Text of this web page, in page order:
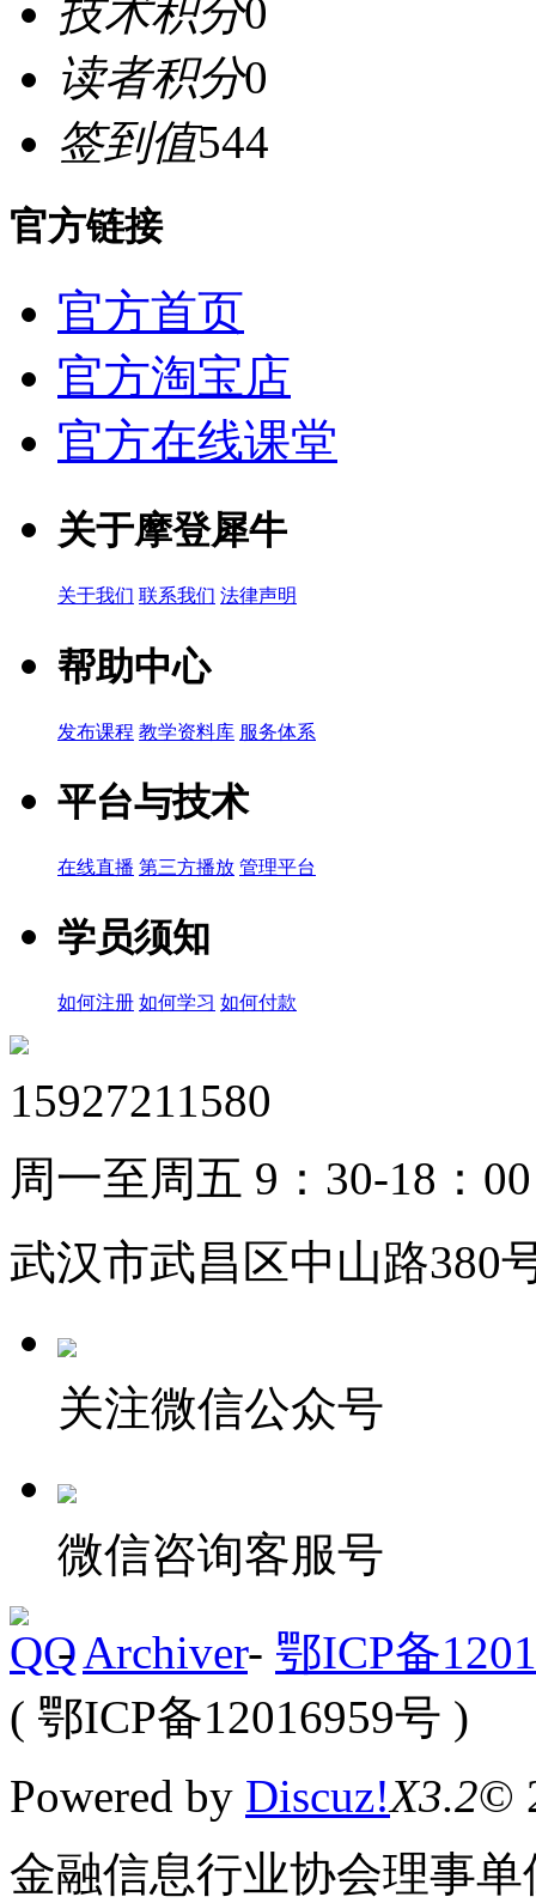
技术积分0
读者积分0
签到值544
官方链接
官方首页
官方淘宝店
官方在线课堂
关于摩登犀牛
关于我们 联系我们 法律声明
帮助中心
发布课程 教学资料库 服务体系
平台与技术
在线直播 第三方播放 管理平台
学员须知
如何注册 如何学习 如何付款
15927211580
周一至周五 9：30-18：00
武汉市武昌区中山路380
关注微信公众号
微信咨询客服号
- Archiver- 鄂ICP备
( 鄂ICP备12016959号 )
Powered by Discuz!X3.2©
金融信息行业协会理事